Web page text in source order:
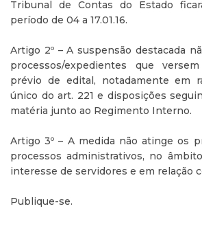
Tribunal de Contas do Estado
período de 04 a 17.01.16.
Artigo 2º – A suspensão destacada
processos/expedientes que
prévio de edital, notadamente em
único do art. 221 e disposições
matéria junto ao Regimento Interno.
Artigo 3º – A medida não atinge os
processos administrativos, no
interesse de servidores e em relação
Publique-se.